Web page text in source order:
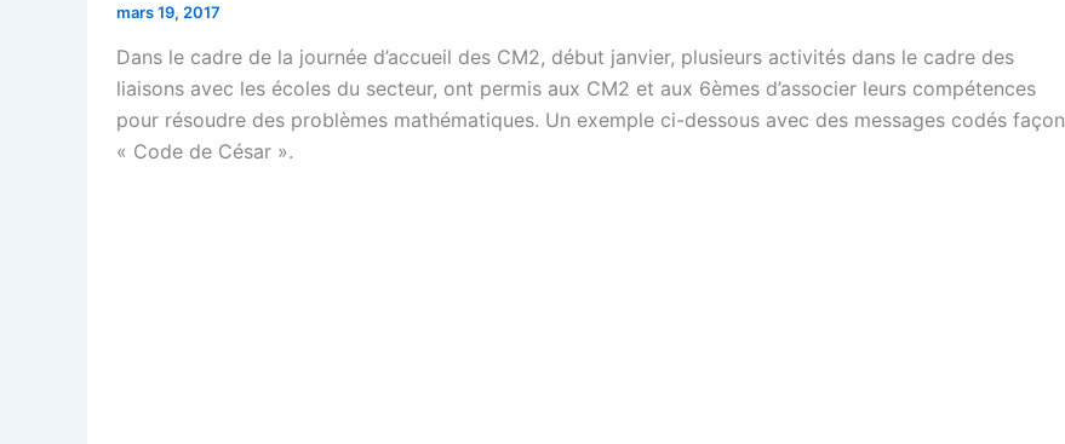
mars 19, 2017
Dans le cadre de la journée d’accueil des CM2, début janvier, plusieurs activités dans le cadre des
liaisons avec les écoles du secteur, ont permis aux CM2 et aux 6èmes d’associer leurs compétences
pour résoudre des problèmes mathématiques. Un exemple ci-dessous avec des messages codés façon
« Code de César ».